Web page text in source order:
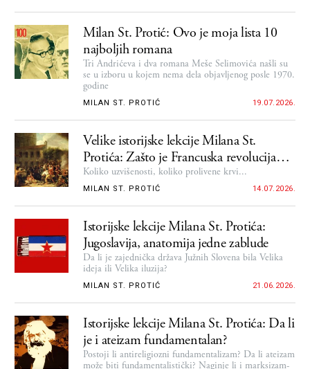
Milan St. Protić: Ovo je moja lista 10
najboljih romana
Tri Andrićeva i dva romana Meše Selimovića našli su
se u izboru u kojem nema dela objavljenog posle 1970.
godine
MILAN ST. PROTIĆ 19.07.2026.
Velike istorijske lekcije Milana St.
Protića: Zašto je Francuska revolucija
najvažniji događaj u novijoj istoriji
Koliko uzvišenosti, koliko prolivene krvi...
MILAN ST. PROTIĆ 14.07.2026.
Istorijske lekcije Milana St. Protića:
Jugoslavija, anatomija jedne zablude
Da li je zajednička država Južnih Slovena bila Velika
ideja ili Velika iluzija?
MILAN ST. PROTIĆ 21.06.2026.
Istorijske lekcije Milana St. Protića: Da li
je i ateizam fundamentalan?
Postoji li antireligiozni fundamentalizam? Da li ateizam
može biti fundamentalistički? Naginje li i marksizam-